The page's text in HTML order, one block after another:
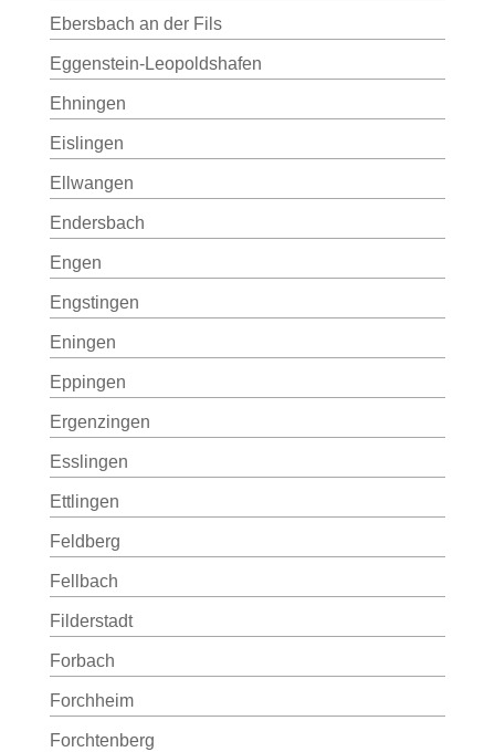
Ebersbach an der Fils
Eggenstein-Leopoldshafen
Ehningen
Eislingen
Ellwangen
Endersbach
Engen
Engstingen
Eningen
Eppingen
Ergenzingen
Esslingen
Ettlingen
Feldberg
Fellbach
Filderstadt
Forbach
Forchheim
Forchtenberg